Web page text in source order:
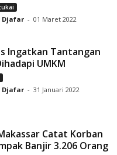
Djafar - 01 Maret 2022
Ingatkan Tantangan
UMKM
Djafar - 31 Januari 2022
Catat Korban
Banjir 3.206 Orang